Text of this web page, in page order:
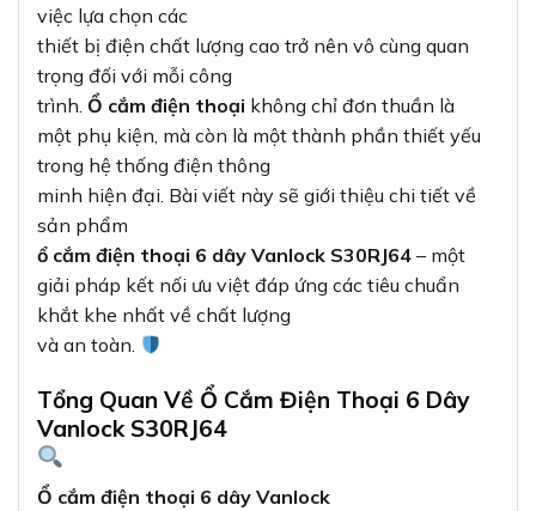
việc lựa chọn các
thiết bị điện chất lượng cao trở nên vô cùng quan
trọng đối với mỗi công
trình. Ổ cắm điện thoại không chỉ đơn thuần là
một phụ kiện, mà còn là một thành phần thiết yếu
trong hệ thống điện thông
minh hiện đại. Bài viết này sẽ giới thiệu chi tiết về
sản phẩm
ổ cắm điện thoại 6 dây Vanlock S30RJ64 – một
giải pháp kết nối ưu việt đáp ứng các tiêu chuẩn
khắt khe nhất về chất lượng
và an toàn.
Tổng Quan Về Ổ Cắm Điện Thoại 6 Dây
Vanlock S30RJ64
Ổ cắm điện thoại 6 dây Vanlock